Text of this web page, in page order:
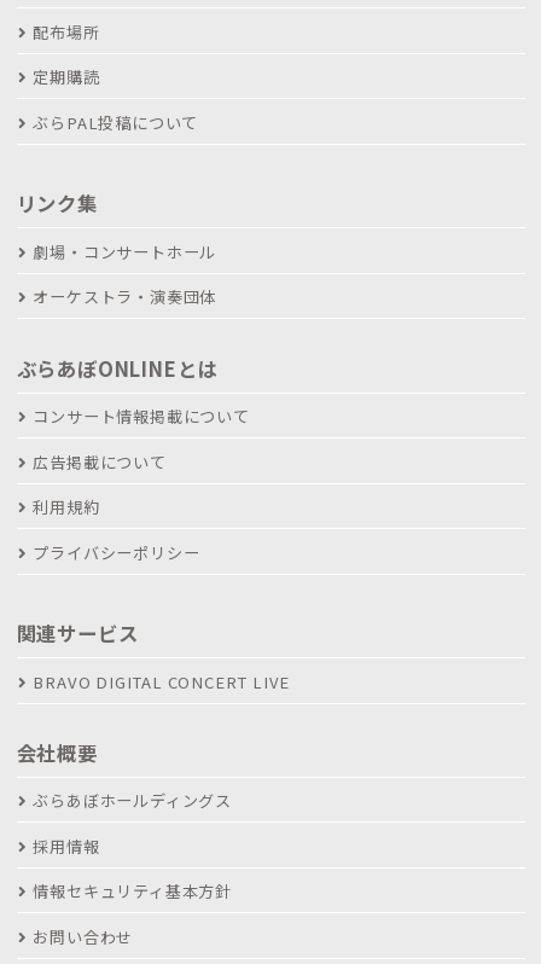
配布場所
定期購読
ぶらPAL投稿について
リンク集
劇場・コンサートホール
オーケストラ・演奏団体
ぶらあぼONLINEとは
コンサート情報掲載について
広告掲載について
利用規約
プライバシーポリシー
関連サービス
BRAVO DIGITAL CONCERT LIVE
会社概要
ぶらあぼホールディングス
採用情報
情報セキュリティ基本方針
お問い合わせ